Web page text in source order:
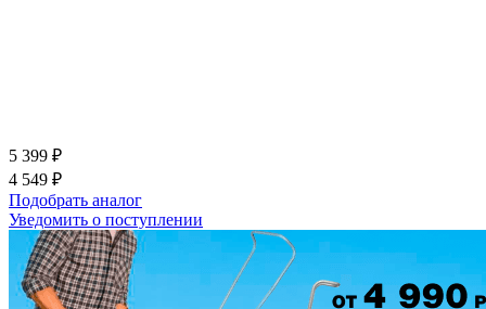
5 399 ₽
4 549 ₽
Подобрать аналог
Уведомить о поступлении